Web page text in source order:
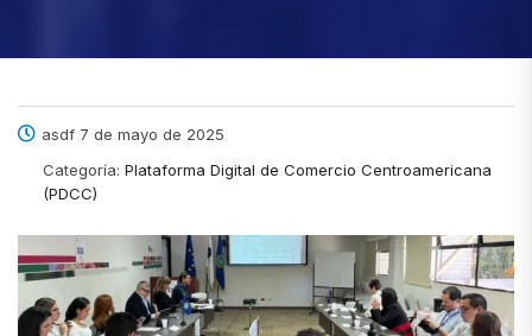
asdf 7 de mayo de 2025
Categoría: Plataforma Digital de Comercio Centroamericana
(PDCC)